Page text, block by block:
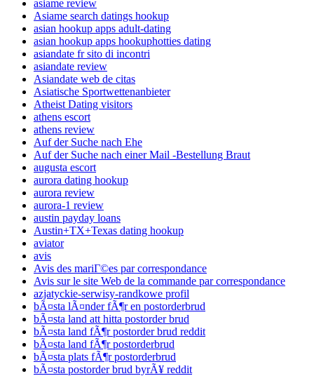
asiame review
Asiame search datings hookup
asian hookup apps adult-dating
asian hookup apps hookuphotties dating
asiandate fr sito di incontri
asiandate review
Asiandate web de citas
Asiatische Sportwettenanbieter
Atheist Dating visitors
athens escort
athens review
Auf der Suche nach Ehe
Auf der Suche nach einer Mail -Bestellung Braut
augusta escort
aurora dating hookup
aurora review
aurora-1 review
austin payday loans
Austin+TX+Texas dating hookup
aviator
avis
Avis des mariГ©es par correspondance
Avis sur le site Web de la commande par correspondance
azjatyckie-serwisy-randkowe profil
bÃ¤sta lÃ¤nder fÃ¶r en postorderbrud
bÃ¤sta land att hitta postorder brud
bÃ¤sta land fÃ¶r postorder brud reddit
bÃ¤sta land fÃ¶r postorderbrud
bÃ¤sta plats fÃ¶r postorderbrud
bÃ¤sta postorder brud byrÃ¥ reddit